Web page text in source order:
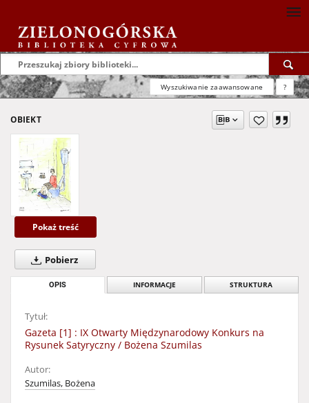
Wyszukiwanie zaawansowane ?
OBIEKT
Pokaż treść
Pobierz
OPIS INFORMACJE STRUKTURA
Tytuł:
Gazeta [1] : IX Otwarty Międzynarodowy Konkurs na
Rysunek Satyryczny / Bożena Szumilas
Autor:
Szumilas, Bożena